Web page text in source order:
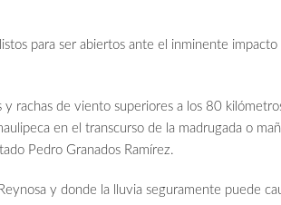
para ser abiertos ante el inminente impacto
rachas de viento superiores a los 80
en el transcurso de la madrugada o
Pedro Granados Ramírez.
y donde la lluvia seguramente puede